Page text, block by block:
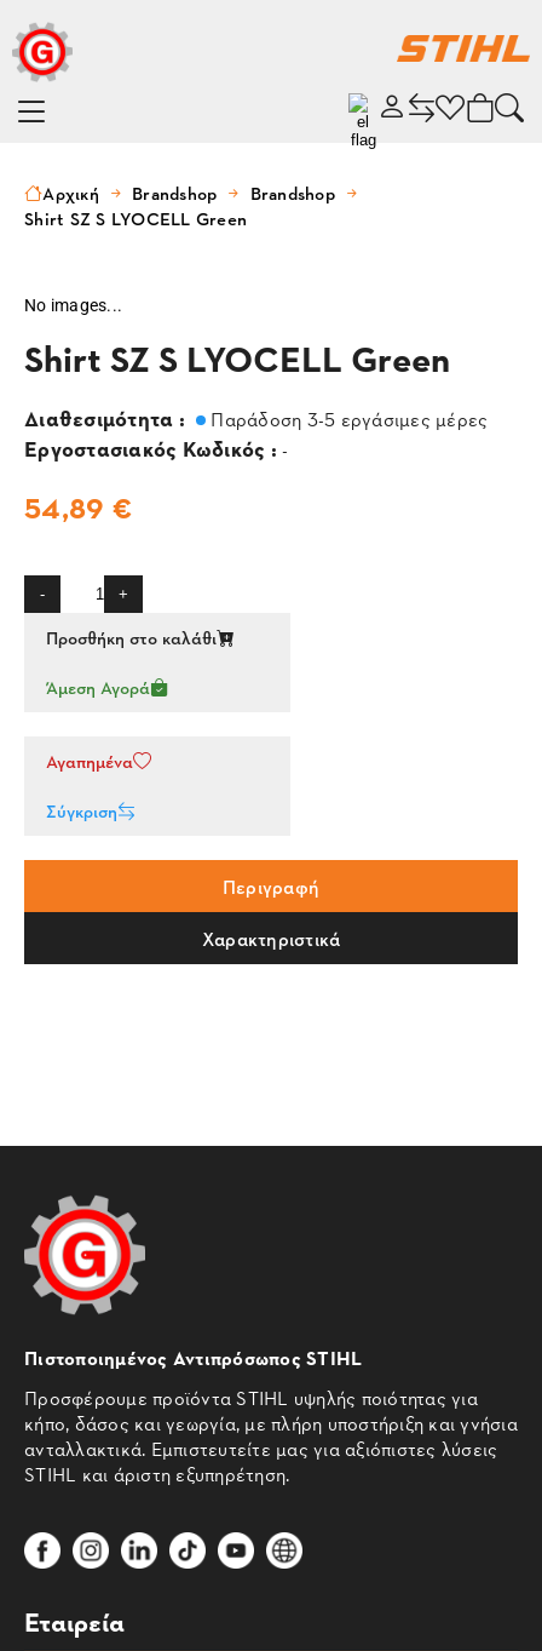
Αρχική Brandshop
Brandshop
Shirt SZ S LYOCELL Green
No images...
Shirt SZ S LYOCELL Green
Διαθεσιμότητα : Παράδοση 3-5 εργάσιμες μέρες
Εργοστασιακός Κωδικός : -
54,89 €
- +
Προσθήκη στο καλάθι
Άμεση Αγορά
Αγαπημένα
Σύγκριση
Περιγραφή
Χαρακτηριστικά
Πιστοποιημένος Αντιπρόσωπος STIHL
Προσφέρουμε προϊόντα STIHL υψηλής ποιότητας για
κήπο, δάσος και γεωργία, με πλήρη υποστήριξη και γνήσια
ανταλλακτικά. Εμπιστευτείτε μας για αξιόπιστες λύσεις
STIHL και άριστη εξυπηρέτηση.
Εταιρεία